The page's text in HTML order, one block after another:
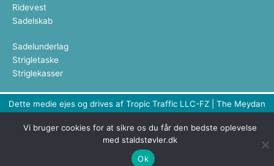
Ridevest
Sadelskab
Sadelunderlag
Strigletaske
Striglekasser
Dette medie ejes og drives af Tropic Traffic LLC-FZ | The Meydan
Copyright © 2026 Staldstøvler | All rights reserved
Vi bruger cookies for at sikre os du får den bedste oplevelse
med staldstøvler.dk
Ok